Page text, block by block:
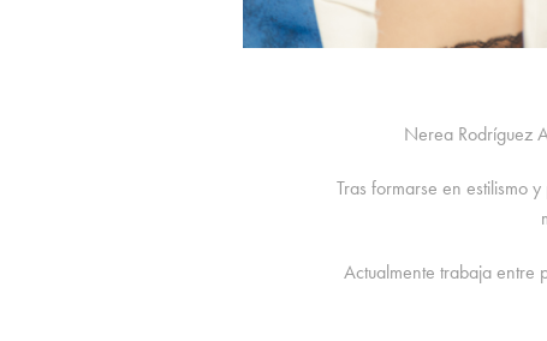
Nerea Rodríguez
Tras formarse en estilismo
Actualmente trabaja entre